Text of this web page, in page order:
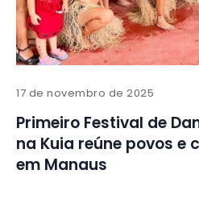
17 de novembro de 2025
Primeiro Festival de
na Kuia reúne povos
em Manaus